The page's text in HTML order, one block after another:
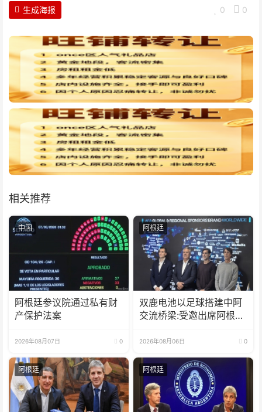
0 0
生成海报
相关推荐
中国
阿根廷参议院通过私有财
产保护法案
2026年08月07日 0
阿根廷
双鹿电池以足球搭建中阿
交流桥梁:受邀出席阿根廷
2026年08月06日 0
阿根廷 阿根廷